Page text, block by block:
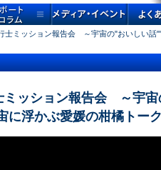
士ミッション報告会 ～宇宙の"おいしい話
ミッション報告会 ～宇
に浮かぶ愛媛の柑橘トー